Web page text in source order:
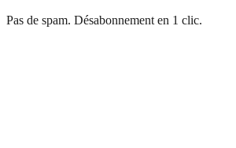
Pas de spam. Désabonnement en 1 clic.